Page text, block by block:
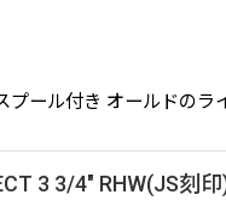
プール付き オールドの
3 3/4" RHW(JS刻印